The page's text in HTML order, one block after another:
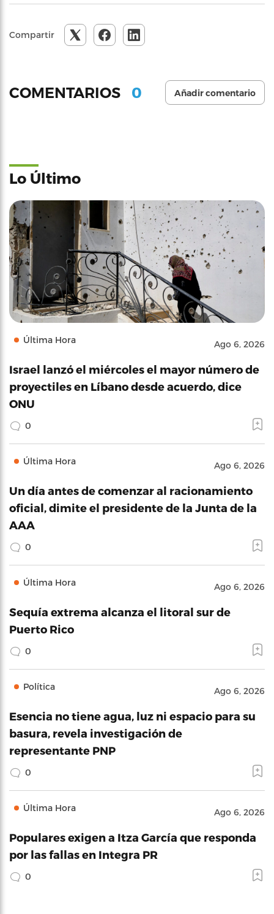
Compartir
COMENTARIOS 0 Añadir comentario
Lo Último
Última Hora Ago 6, 2026
Israel lanzó el miércoles el mayor número de
proyectiles en Líbano desde acuerdo, dice
ONU
0
Última Hora Ago 6, 2026
Un día antes de comenzar al racionamiento
oficial, dimite el presidente de la Junta de la
AAA
0
Última Hora Ago 6, 2026
Sequía extrema alcanza el litoral sur de
Puerto Rico
0
Política Ago 6, 2026
Esencia no tiene agua, luz ni espacio para su
basura, revela investigación de
representante PNP
0
Última Hora Ago 6, 2026
Populares exigen a Itza García que responda
por las fallas en Integra PR
0